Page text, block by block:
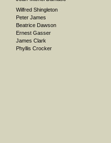
Wilfred Shingleton
Peter James
Beatrice Dawson
Ernest Gasser
James Clark
Phyllis Crocker